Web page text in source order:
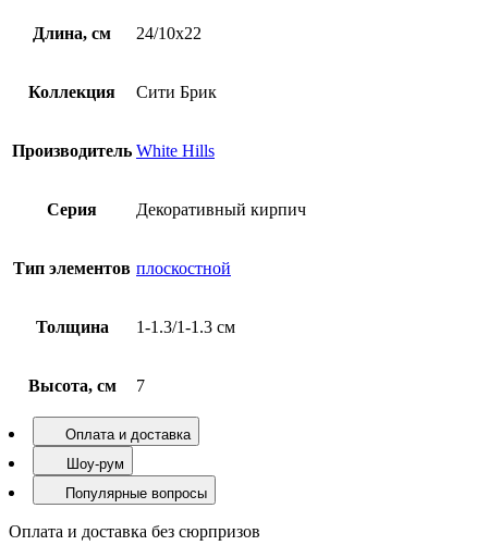
Длина, см 24/10х22
Коллекция Сити Брик
Производитель White Hills
Серия Декоративный кирпич
Тип элементов плоскостной
Толщина 1-1.3/1-1.3 см
Высота, см 7
Оплата и доставка
Шоу-рум
Популярные вопросы
Оплата и доставка без сюрпризов